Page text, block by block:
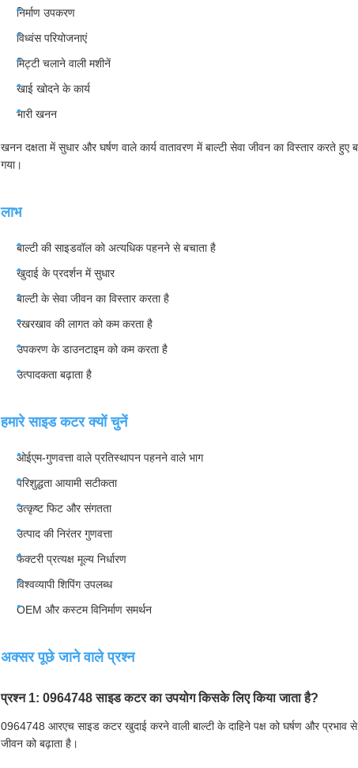
निर्माण उपकरण
विध्वंस परियोजनाएं
मिट्टी चलाने वाली मशीनें
खाई खोदने के कार्य
भारी खनन
खनन दक्षता में सुधार और घर्षण वाले कार्य वातावरण में बाल्टी सेवा जीवन का विस्तार करते
गया।
लाभ
बाल्टी की साइडवॉल को अत्यधिक पहनने से बचाता है
खुदाई के प्रदर्शन में सुधार
बाल्टी के सेवा जीवन का विस्तार करता है
रखरखाव की लागत को कम करता है
उपकरण के डाउनटाइम को कम करता है
उत्पादकता बढ़ाता है
हमारे साइड कटर क्यों चुनें
ओईएम-गुणवत्ता वाले प्रतिस्थापन पहनने वाले भाग
परिशुद्धता आयामी सटीकता
उत्कृष्ट फिट और संगतता
उत्पाद की निरंतर गुणवत्ता
फैक्टरी प्रत्यक्ष मूल्य निर्धारण
विश्वव्यापी शिपिंग उपलब्ध
OEM और कस्टम विनिर्माण समर्थन
अक्सर पूछे जाने वाले प्रश्न
प्रश्न 1: 0964748 साइड कटर का उपयोग किसके लिए किया जाता है?
0964748 आरएच साइड कटर खुदाई करने वाली बाल्टी के दाहिने पक्ष को घर्षण और प्रभाव
जीवन को बढ़ाता है।